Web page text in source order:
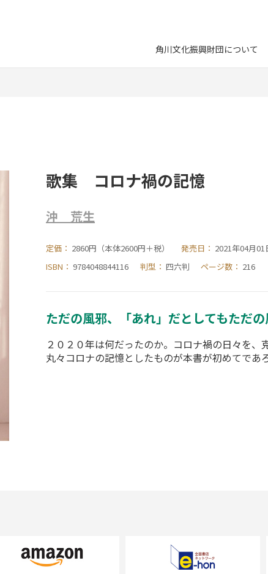
角川文化振興財団について
歌集 コロナ禍の記憶
沖 荒生
定価： 2860円（本体2600円＋税） 発売日： 2021年04月01
ISBN： 9784048844116 判型： 四六判 ページ数： 216
ただの風邪、「あれ」だとしてもただ
２０２０年は何だったのか。コロナ禍の日々を
丸々コロナの記憶としたものが本書が初めてであ